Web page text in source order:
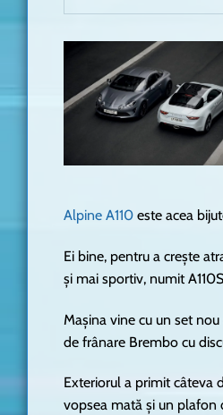
Alpine A110 este acea
Ei bine, pentru a crește
și mai sportiv, numit
Mașina vine cu un set
de frânare Brembo cu
Exteriorul a primit câteva
vopsea mată și un plafon